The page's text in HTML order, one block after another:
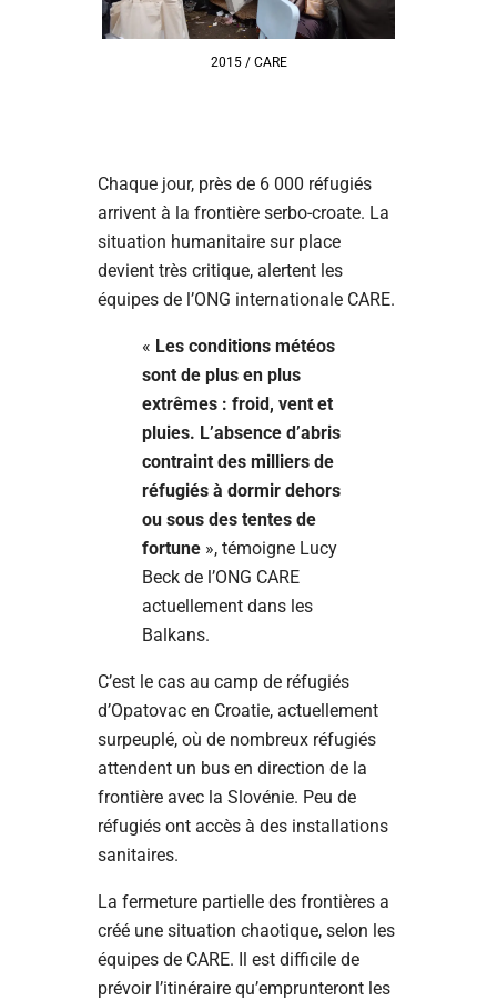
2015 / CARE
Chaque jour, près de 6 000 réfugiés
arrivent à la frontière serbo-croate. La
situation humanitaire sur place
devient très critique, alertent les
équipes de l’ONG internationale CARE.
« Les conditions météos
sont de plus en plus
extrêmes : froid, vent et
pluies. L’absence d’abris
contraint des milliers de
réfugiés à dormir dehors
ou sous des tentes de
fortune », témoigne Lucy
Beck de l’ONG CARE
actuellement dans les
Balkans.
C’est le cas au camp de réfugiés
d’Opatovac en Croatie, actuellement
surpeuplé, où de nombreux réfugiés
attendent un bus en direction de la
frontière avec la Slovénie. Peu de
réfugiés ont accès à des installations
sanitaires.
La fermeture partielle des frontières a
créé une situation chaotique, selon les
équipes de CARE. Il est difficile de
prévoir l’itinéraire qu’emprunteront les